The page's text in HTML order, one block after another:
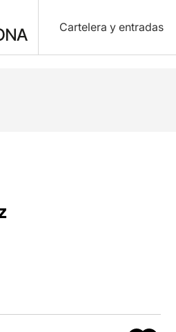
Cartelera y entradas